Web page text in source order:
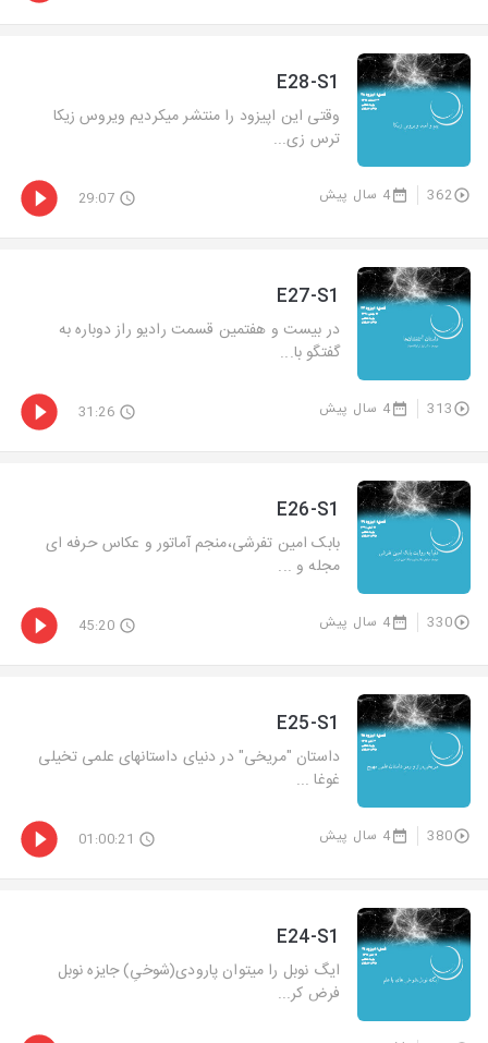
E28-S1
وقتی این اپیزود را منتشر میکردیم ویروس زیکا
ترس زی...
362 4 سال پیش 29:07
E27-S1
در بیست و هفتمین قسمت رادیو راز دوباره به
گفتگو با...
313 4 سال پیش 31:26
E26-S1
بابک امین تفرشی،منجم آماتور و عکاس حرفه ای
مجله و ...
330 4 سال پیش 45:20
E25-S1
داستان "مریخی" در دنیای داستانهای علمی تخیلی
غوغا ...
380 4 سال پیش 01:00:21
E24-S1
ایگ نوبل را میتوان پارودی(شوخیِ) جایزه نوبل
فرض کر...